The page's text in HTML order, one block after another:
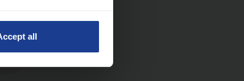
all